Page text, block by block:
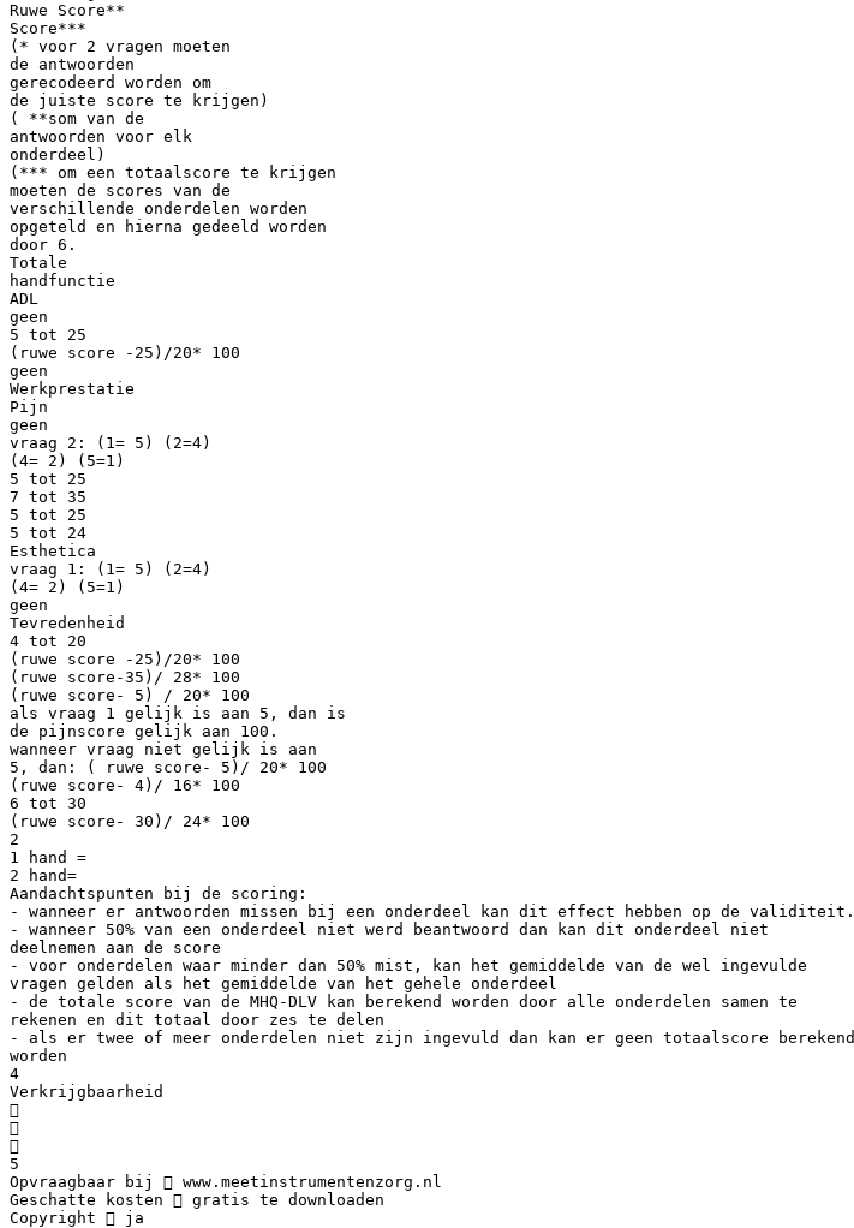
Ruwe Score**
Score***
(* voor 2 vragen moeten
de antwoorden
gerecodeerd worden om
de juiste score te krijgen)
( **som van de
antwoorden voor elk
onderdeel)
(*** om een totaalscore te krijgen
moeten de scores van de
verschillende onderdelen worden
opgeteld en hierna gedeeld worden
door 6.
Totale
handfunctie
ADL
geen
5 tot 25
(ruwe score -25)/20* 100
geen
Werkprestatie
Pijn
geen
vraag 2: (1= 5) (2=4)
(4= 2) (5=1)
5 tot 25
7 tot 35
5 tot 25
5 tot 24
Esthetica
vraag 1: (1= 5) (2=4)
(4= 2) (5=1)
geen
Tevredenheid
4 tot 20
(ruwe score -25)/20* 100
(ruwe score-35)/ 28* 100
(ruwe score- 5) / 20* 100
als vraag 1 gelijk is aan 5, dan is
de pijnscore gelijk aan 100.
wanneer vraag niet gelijk is aan
5, dan: ( ruwe score- 5)/ 20* 100
(ruwe score- 4)/ 16* 100
6 tot 30
(ruwe score- 30)/ 24* 100
2
1 hand =
2 hand=
Aandachtspunten bij de scoring:
- wanneer er antwoorden missen bij een onderdeel kan dit effect hebben op de validiteit.
- wanneer 50% van een onderdeel niet werd beantwoord dan kan dit onderdeel niet
deelnemen aan de score
- voor onderdelen waar minder dan 50% mist, kan het gemiddelde van de wel ingevulde
vragen gelden als het gemiddelde van het gehele onderdeel
- de totale score van de MHQ-DLV kan berekend worden door alle onderdelen samen te
rekenen en dit totaal door zes te delen
- als er twee of meer onderdelen niet zijn ingevuld dan kan er geen totaalscore berekend
worden
4
Verkrijgbaarheid



5
Opvraagbaar bij  www.meetinstrumentenzorg.nl
Geschatte kosten  gratis te downloaden
Copyright  ja